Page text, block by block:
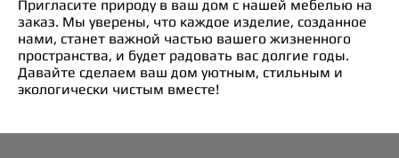
Пригласите природу в ваш дом с нашей мебелью на
заказ. Мы уверены, что каждое изделие, созданное
нами, станет важной частью вашего жизненного
пространства, и будет радовать вас долгие годы.
Давайте сделаем ваш дом уютным, стильным и
экологически чистым вместе!